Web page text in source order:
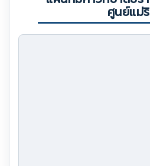
ศูนย์แม่